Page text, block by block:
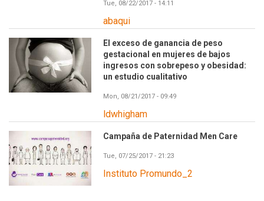
Tue, 08/22/2017 - 14:11
abaqui
El exceso de ganancia de peso
gestacional en mujeres de bajos
ingresos con sobrepeso y obesidad:
un estudio cualitativo
Mon, 08/21/2017 - 09:49
ldwhigham
Campaña de Paternidad Men Care
Tue, 07/25/2017 - 21:23
Instituto Promundo_2